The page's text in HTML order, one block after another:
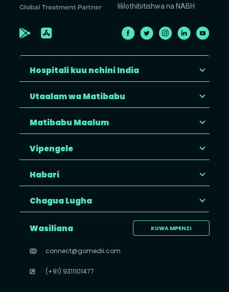
lililothibitishwa na NABH
Hospitali kuu nchini India
Utaalam wa Matibabu
Matibabu Maalum
Vipengele
Habari
Chagua Lugha
KUWA MPENZI
Wasiliana
connect@gomedii.com
(+91) 9311101477